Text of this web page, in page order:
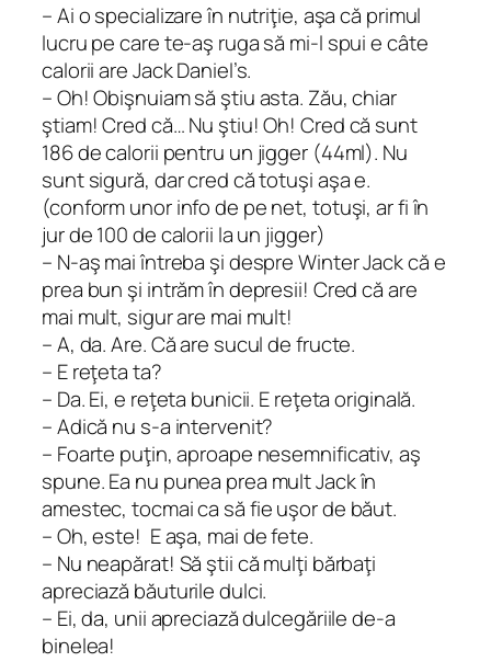
– Ai o specializare în nutriţie, aşa că primul
lucru pe care te-aş ruga să mi-l spui e câte
calorii are Jack Daniel’s.
– Oh! Obişnuiam să ştiu asta. Zău, chiar
ştiam! Cred că… Nu ştiu! Oh! Cred că sunt
186 de calorii pentru un jigger(44ml). Nu
sunt sigură, dar cred că totuşi aşa e.
(conform unor info de pe net, totuşi, ar fi în
jur de 100 de calorii la un jigger)
– N-aş mai întreba şi despre Winter Jack că e
prea bun şi intrăm în depresii! Cred că are
mai mult, sigur are mai mult!
– A, da. Are. Că are sucul de fructe.
– E reţeta ta?
– Da. Ei, e reţeta bunicii. E reţeta originală.
– Adică nu s-a intervenit?
– Foarte puţin, aproape nesemnificativ, aş
spune. Ea nu punea prea mult Jack în
amestec, tocmai ca să fie uşor de băut.
–Oh, este! E aşa, mai de fete.
– Nu neapărat! Să ştii că mulţi bărbaţi
apreciază băuturile dulci.
– Ei, da, unii apreciază dulcegăriile de-a
binelea!